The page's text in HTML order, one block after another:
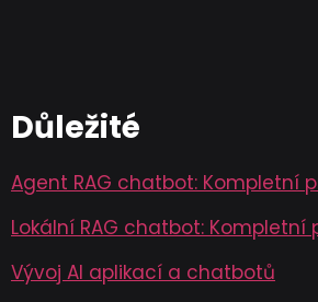
Důležité
Agent RAG chatbot: Kompletní
Lokální RAG chatbot: Kompletní
Vývoj AI aplikací a chatbotů